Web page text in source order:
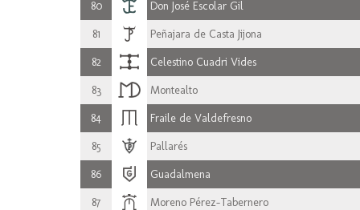
80 Don José Escolar Gil
81 Peñajara de Casta Jijona
82 Celestino Cuadri Vides
83 Montealto
84 Fraile de Valdefresno
85 Pallarés
86 Guadalmena
87 Moreno Pérez-Tabernero